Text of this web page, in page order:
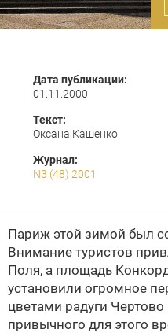
Дата публикации:
01.11.2000
Текст:
Оксана Кашенко
Журнал:
N3 (48) 2001
Париж этой зимой был
Внимание туристов
Поля, а площадь
установили огромное
цветами радуги
привычного для этого